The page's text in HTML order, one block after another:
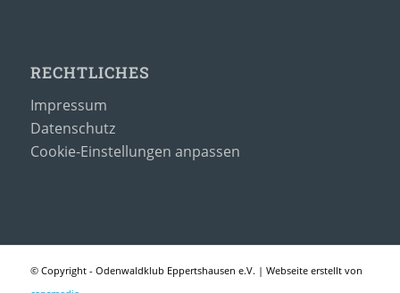
RECHTLICHES
Impressum
Datenschutz
Cookie-Einstellungen anpassen
© Copyright - Odenwaldklub Eppertshausen e.V. | Webseite erstellt von